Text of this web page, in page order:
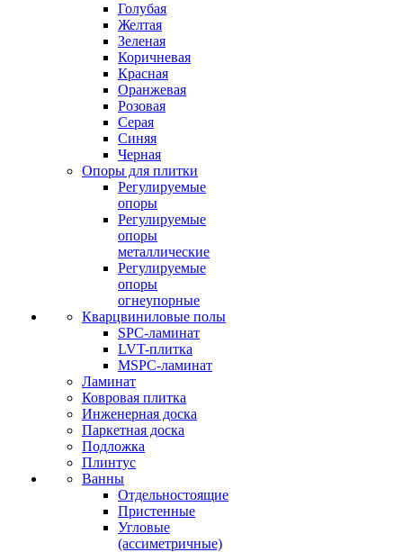
Голубая
Желтая
Зеленая
Коричневая
Красная
Оранжевая
Розовая
Серая
Синяя
Черная
Опоры для плитки
Регулируемые
опоры
Регулируемые
опоры
металлические
Регулируемые
опоры
огнеупорные
Кварцвиниловые полы
SPC-ламинат
LVT-плитка
MSPC-ламинат
Ламинат
Ковровая плитка
Инженерная доска
Паркетная доска
Подложка
Плинтус
Ванны
Отдельностоящие
Пристенные
Угловые
(ассиметричные)